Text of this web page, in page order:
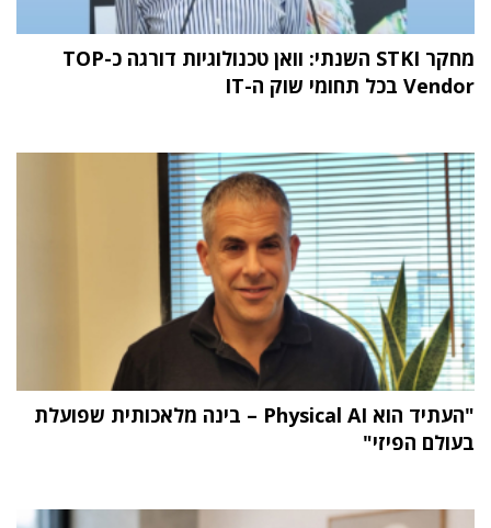
מחקר STKI השנתי: וואן טכנולוגיות דורגה כ-TOP
Vendor בכל תחומי שוק ה-IT
"העתיד הוא Physical AI – בינה מלאכותית שפועלת
בעולם הפיזי"